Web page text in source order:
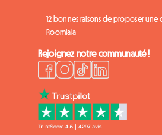
12 bonnes raisons de proposer une
Roomlala
Rejoignez notre communauté !